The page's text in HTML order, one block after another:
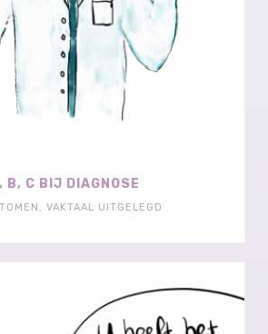
B, C BIJ DIAGNOSE
, VAKTAAL UITGELEGD